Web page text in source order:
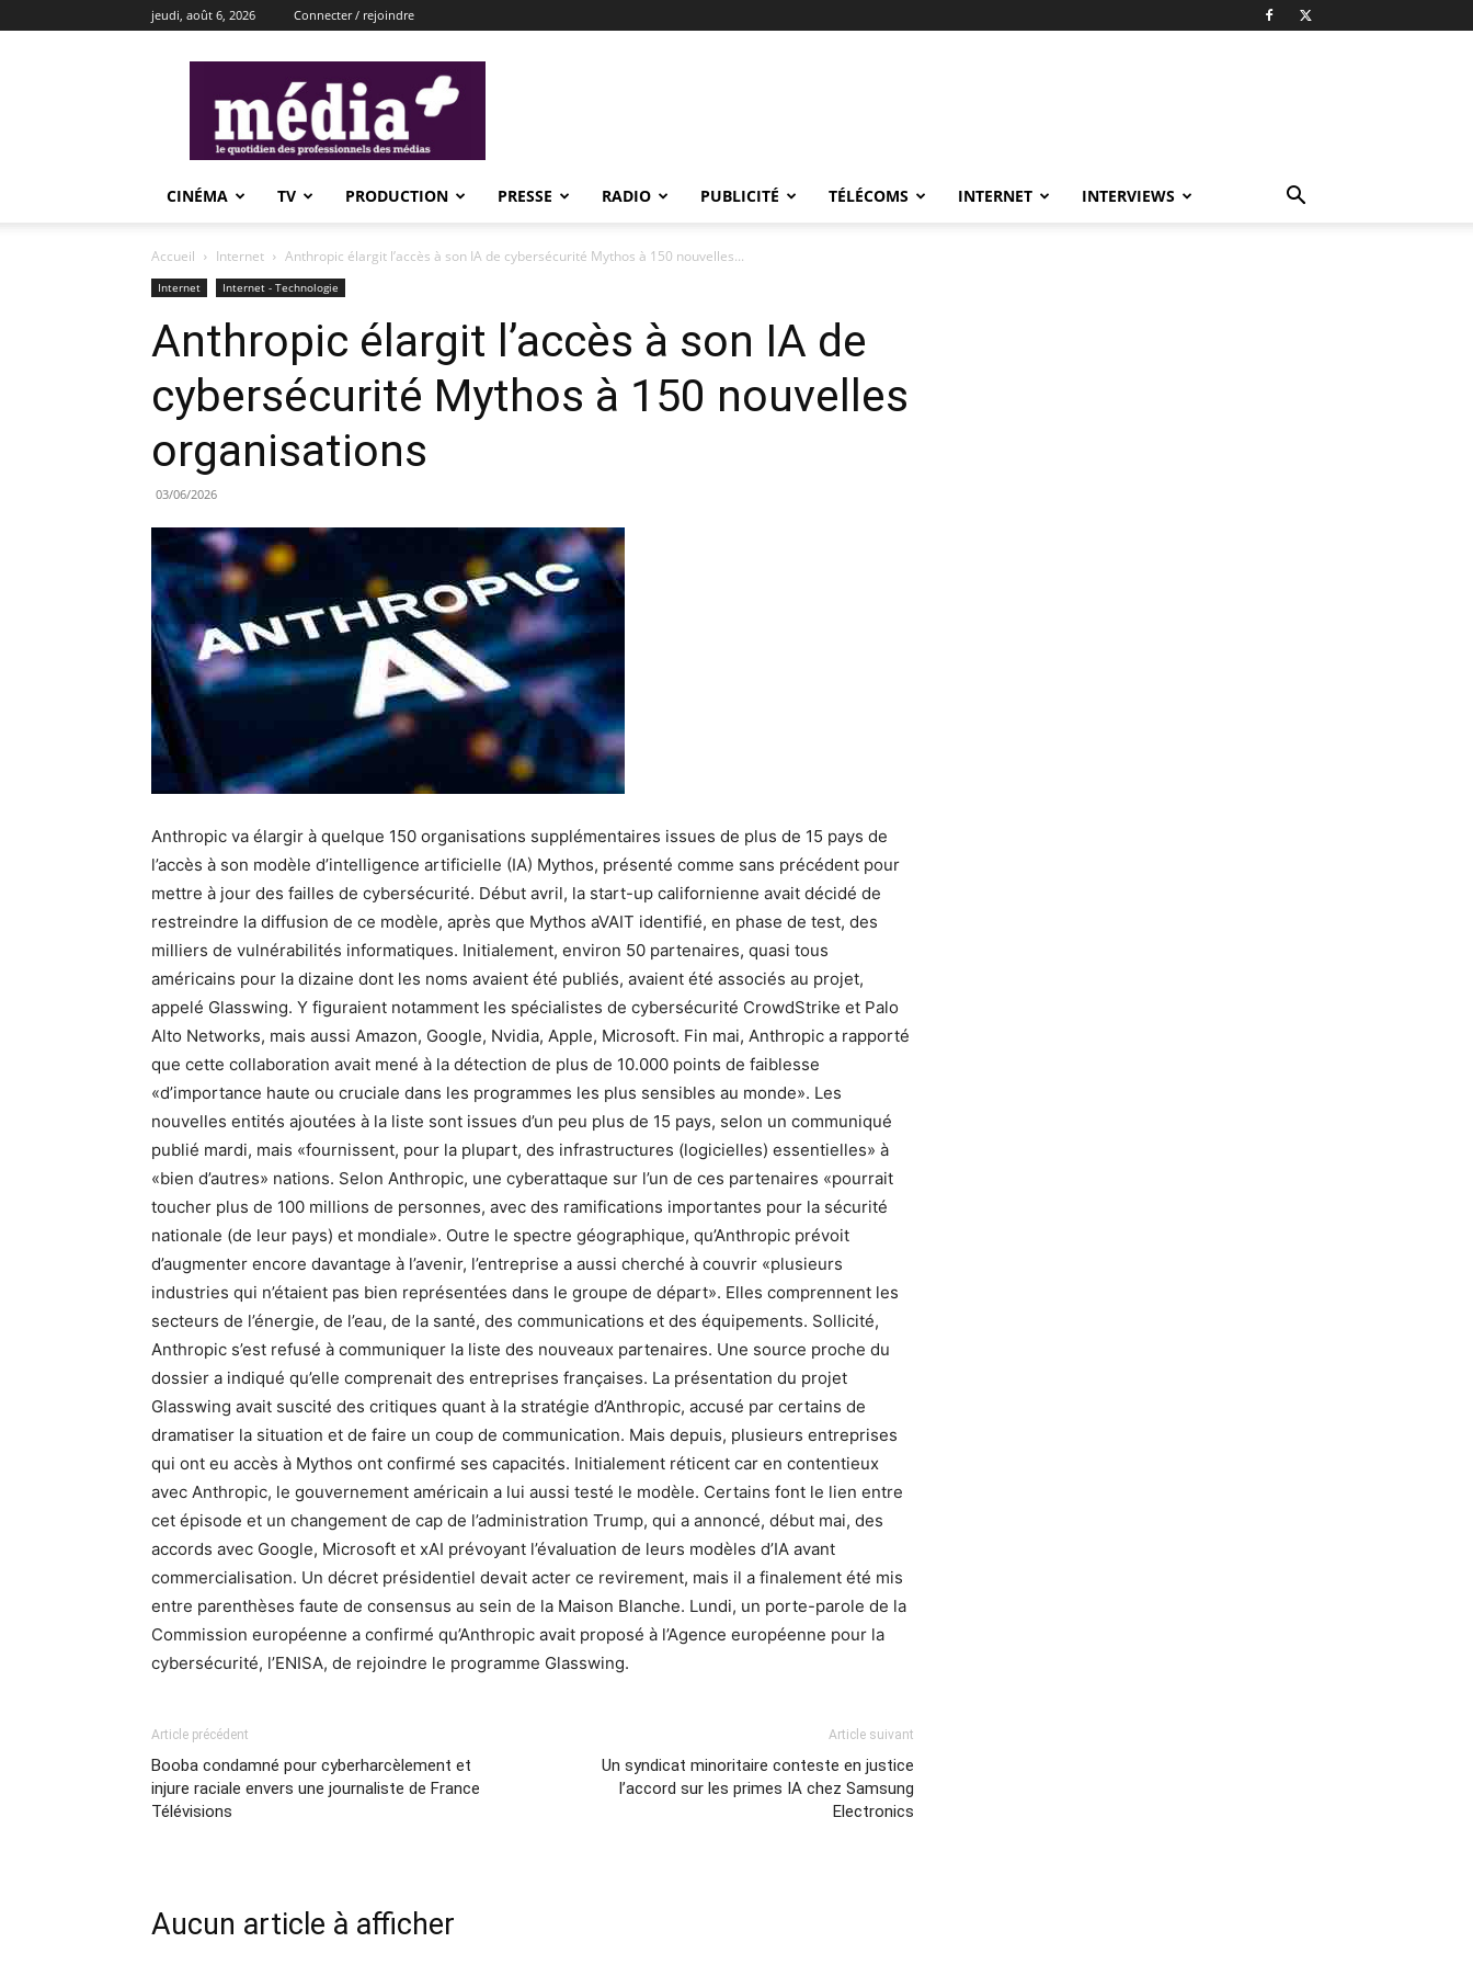
jeudi, août 6, 2026 Connecter / rejoindre
CINÉMA TV PRODUCTION PRESSE RADIO PUBLICITÉ TÉLÉCOMS INTERNET INTERVIEWS
Accueil Internet Anthropic élargit l’accès à son IA de cybersécurité Mythos à 150 nouvelles...
Internet Internet - Technologie
Anthropic élargit l’accès à son IA de
cybersécurité Mythos à 150 nouvelles
organisations
03/06/2026
Anthropic va élargir à quelque 150 organisations supplémentaires issues de plus de 15 pays de
l’accès à son modèle d’intelligence artificielle (IA) Mythos, présenté comme sans précédent pour
mettre à jour des failles de cybersécurité. Début avril, la start-up californienne avait décidé de
restreindre la diffusion de ce modèle, après que Mythos aVAIT identifié, en phase de test, des
milliers de vulnérabilités informatiques. Initialement, environ 50 partenaires, quasi tous
américains pour la dizaine dont les noms avaient été publiés, avaient été associés au projet,
appelé Glasswing. Y figuraient notamment les spécialistes de cybersécurité CrowdStrike et Palo
Alto Networks, mais aussi Amazon, Google, Nvidia, Apple, Microsoft. Fin mai, Anthropic a rapporté
que cette collaboration avait mené à la détection de plus de 10.000 points de faiblesse
«d’importance haute ou cruciale dans les programmes les plus sensibles au monde». Les
nouvelles entités ajoutées à la liste sont issues d’un peu plus de 15 pays, selon un communiqué
publié mardi, mais «fournissent, pour la plupart, des infrastructures (logicielles) essentielles» à
«bien d’autres» nations. Selon Anthropic, une cyberattaque sur l’un de ces partenaires «pourrait
toucher plus de 100 millions de personnes, avec des ramifications importantes pour la sécurité
nationale (de leur pays) et mondiale». Outre le spectre géographique, qu’Anthropic prévoit
d’augmenter encore davantage à l’avenir, l’entreprise a aussi cherché à couvrir «plusieurs
industries qui n’étaient pas bien représentées dans le groupe de départ». Elles comprennent les
secteurs de l’énergie, de l’eau, de la santé, des communications et des équipements. Sollicité,
Anthropic s’est refusé à communiquer la liste des nouveaux partenaires. Une source proche du
dossier a indiqué qu’elle comprenait des entreprises françaises. La présentation du projet
Glasswing avait suscité des critiques quant à la stratégie d’Anthropic, accusé par certains de
dramatiser la situation et de faire un coup de communication. Mais depuis, plusieurs entreprises
qui ont eu accès à Mythos ont confirmé ses capacités. Initialement réticent car en contentieux
avec Anthropic, le gouvernement américain a lui aussi testé le modèle. Certains font le lien entre
cet épisode et un changement de cap de l’administration Trump, qui a annoncé, début mai, des
accords avec Google, Microsoft et xAI prévoyant l’évaluation de leurs modèles d’IA avant
commercialisation. Un décret présidentiel devait acter ce revirement, mais il a finalement été mis
entre parenthèses faute de consensus au sein de la Maison Blanche. Lundi, un porte-parole de la
Commission européenne a confirmé qu’Anthropic avait proposé à l’Agence européenne pour la
cybersécurité, l’ENISA, de rejoindre le programme Glasswing.
Article précédent
Booba condamné pour cyberharcèlement et
injure raciale envers une journaliste de France
Télévisions
Article suivant
Un syndicat minoritaire conteste en justice
l’accord sur les primes IA chez Samsung
Electronics
Aucun article à afficher